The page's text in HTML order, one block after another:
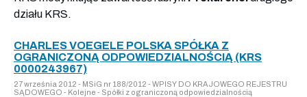
działu KRS.
CHARLES VOEGELE POLSKA SPÓŁKA Z
OGRANICZONĄ ODPOWIEDZIALNOŚCIĄ (KRS
0000243967)
27 września 2012 - MSiG nr 188/2012 - WPISY DO KRAJOWEGO REJESTRU
SĄDOWEGO - Kolejne - Spółki z ograniczoną odpowiedzialnością